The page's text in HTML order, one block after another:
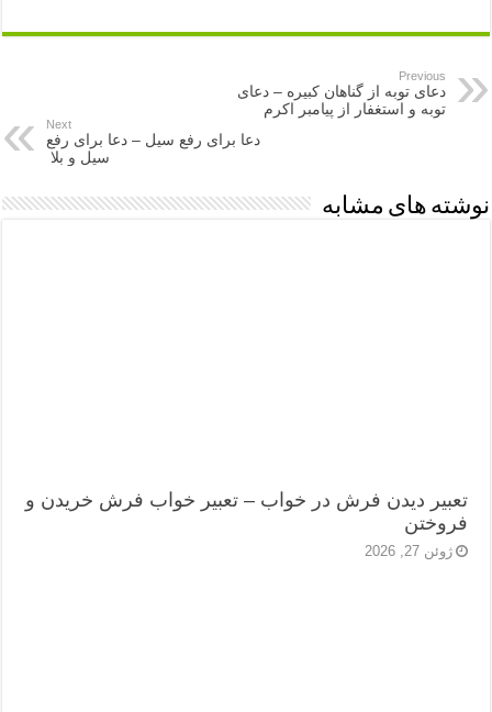
Previous
دعای توبه از گناهان کبیره – دعای
توبه و استغفار از پیامبر اکرم
Next
دعا برای رفع سیل – دعا برای رفع
سیل و بلا
نوشته های مشابه
تعبیر دیدن فرش در خواب – تعبیر خواب فرش خریدن و
فروختن
ژوئن 27, 2026